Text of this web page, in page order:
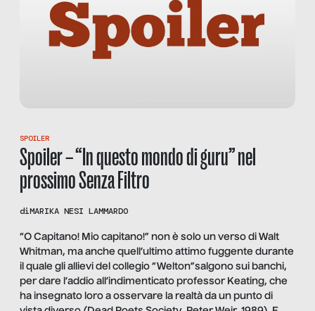
SPOILER
Spoiler – “In questo mondo di guru” nel
prossimo Senza Filtro
diMARIKA NESI LAMMARDO
“O Capitano! Mio capitano!” non è solo un verso di Walt
Whitman, ma anche quell’ultimo attimo fuggente durante
il quale gli allievi del collegio “Welton”salgono sui banchi,
per dare l’addio all’indimenticato professor Keating, che
ha insegnato loro a osservare la realtà da un punto di